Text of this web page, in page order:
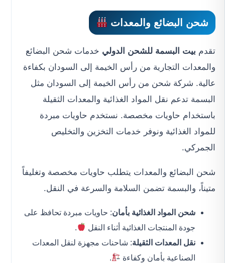
شحن البضائع والمعدات
تقدم بيت البسمة للشحن الدولي خدمات شحن البضائع
والمعدات التجارية من رأس الخيمة إلى السودان بكفاءة
عالية. شركة شحن من رأس الخيمة إلى السودان مثل
البسمة تدعم نقل المواد الغذائية والمعدات الثقيلة
باستخدام حاويات مخصصة. نستخدم حاويات مبردة
للمواد الغذائية ونوفر خدمات التخزين والتخليص
الجمركي.
شحن البضائع والمعدات يتطلب حاويات مخصصة وتغليفاً
متيناً، والبسمة تضمن السلامة والسرعة في النقل.
شحن المواد الغذائية بأمان: حاويات مبردة تحافظ على
جودة المنتجات الغذائية أثناء النقل
.
نقل المعدات الثقيلة: شاحنات مجهزة لنقل المعدات
الصناعية بأمان وكفاءة
.